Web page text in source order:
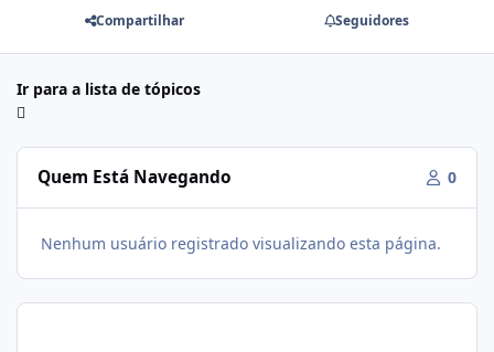
Compartilhar Seguidores
Ir para a lista de tópicos
Quem Está Navegando 0
Nenhum usuário registrado visualizando esta página.